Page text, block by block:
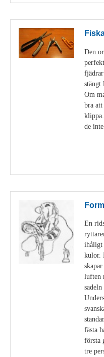
Den
stängt
Om
bra
de
En
ihåligt
kulor.
luften
fästa
första
tre